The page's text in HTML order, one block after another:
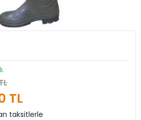
TL
taksitlerle